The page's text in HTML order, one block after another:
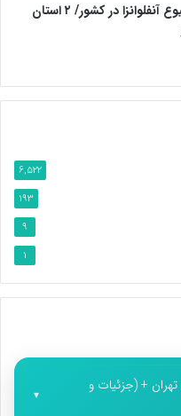
آخرین وضعیت شیوع آنفلوانزا در کشور/ ۲ استان
6,522
193
9
1
بهترین کلینیک های زیبایی در منطقه 1 تهران + (جزئیات و